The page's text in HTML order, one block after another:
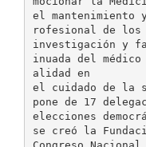
el mantenimiento
rofesional de los
investigación y
inuada del
alidad en
el cuidado de la
pone de 17
elecciones
se creó la
Congreso